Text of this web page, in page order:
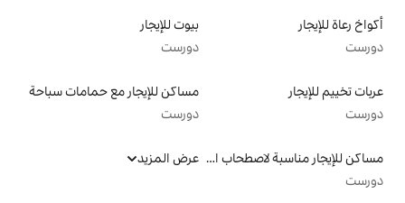
بيوت للإيجار
دورست
مساكن للإيجار مع حمامات سباحة
دورست
مساكن للإيجار مناسبة لاصطحاب الحيوانات الأليفة عرض المزيد